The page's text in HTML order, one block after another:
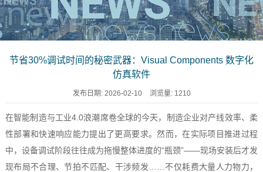
节省30%调试时间的秘密武器：Visual Components 数字化
仿真软件
发布日期: 2026-02-10 浏览量: 1210
在智能制造与工业4.0浪潮席卷全球的今天，制造企业对产线效率、柔
性部署和快速响应能力提出了更高要求。然而，在实际项目推进过程
中，设备调试阶段往往成为拖慢整体进度的“瓶颈”——现场安装后才发
现布局不合理、节拍不匹配、干涉频发……不仅耗费大量人力物力，